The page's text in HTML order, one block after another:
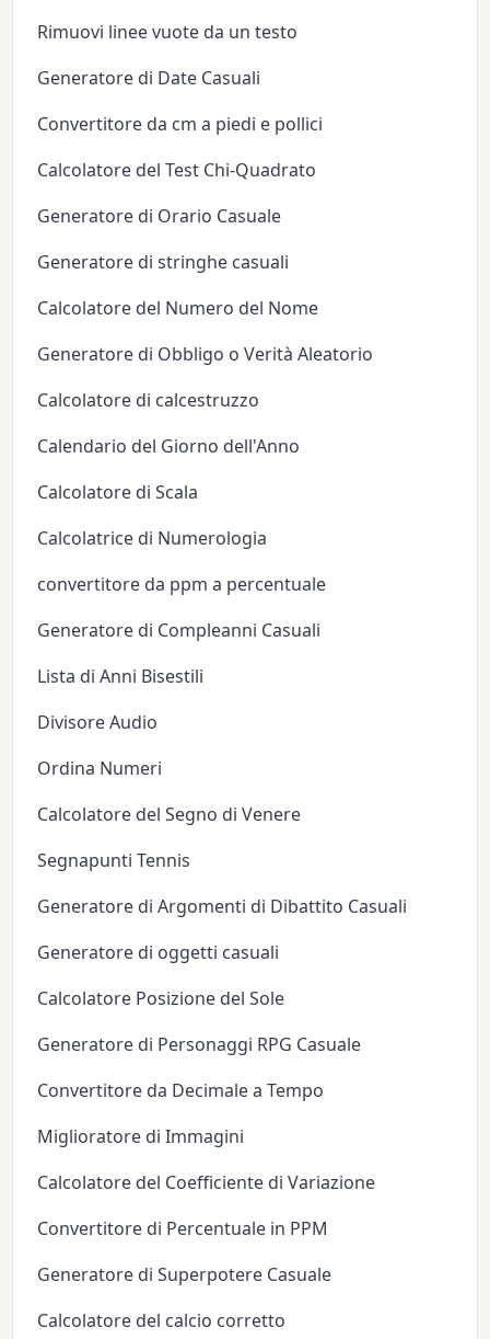
Rimuovi linee vuote da un testo
Generatore di Date Casuali
Convertitore da cm a piedi e pollici
Calcolatore del Test Chi-Quadrato
Generatore di Orario Casuale
Generatore di stringhe casuali
Calcolatore del Numero del Nome
Generatore di Obbligo o Verità Aleatorio
Calcolatore di calcestruzzo
Calendario del Giorno dell'Anno
Calcolatore di Scala
Calcolatrice di Numerologia
convertitore da ppm a percentuale
Generatore di Compleanni Casuali
Lista di Anni Bisestili
Divisore Audio
Ordina Numeri
Calcolatore del Segno di Venere
Segnapunti Tennis
Generatore di Argomenti di Dibattito Casuali
Generatore di oggetti casuali
Calcolatore Posizione del Sole
Generatore di Personaggi RPG Casuale
Convertitore da Decimale a Tempo
Miglioratore di Immagini
Calcolatore del Coefficiente di Variazione
Convertitore di Percentuale in PPM
Generatore di Superpotere Casuale
Calcolatore del calcio corretto